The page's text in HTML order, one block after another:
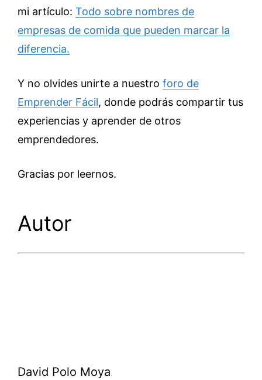
mi artículo: Todo sobre nombres de
empresas de comida que pueden marcar la
diferencia.
Y no olvides unirte a nuestro foro de
Emprender Fácil, donde podrás compartir tus
experiencias y aprender de otros
emprendedores.
Gracias por leernos.
Autor
David Polo Moya